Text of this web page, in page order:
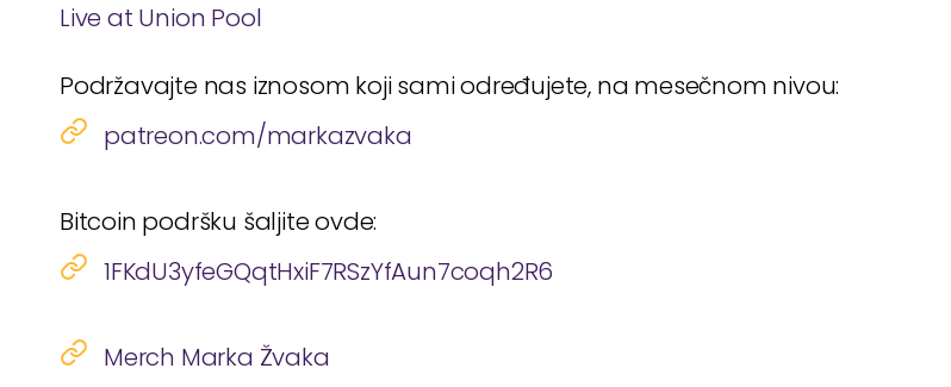
Live at Union Pool
Podržavajte nas iznosom koji sami određujete, na mesečnom nivou:
patreon.com/markazvaka
Bitcoin podršku šaljite ovde:
1FKdU3yfeGQqtHxiF7RSzYfAun7coqh2R6
Merch Marka Žvaka